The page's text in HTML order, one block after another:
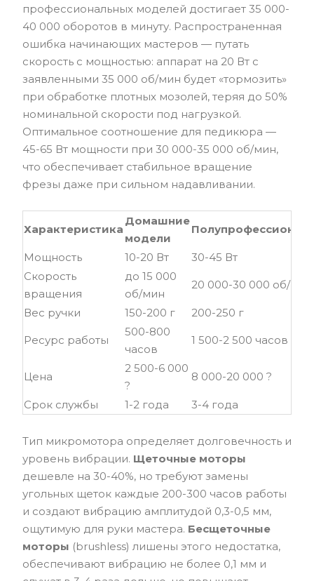
профессиональных моделей достигает 35 000-
40 000 оборотов в минуту. Распространенная
ошибка начинающих мастеров — путать
скорость с мощностью: аппарат на 20 Вт с
заявленными 35 000 об/мин будет «тормозить»
при обработке плотных мозолей, теряя до 50%
номинальной скорости под нагрузкой.
Оптимальное соотношение для педикюра —
45-65 Вт мощности при 30 000-35 000 об/мин,
что обеспечивает стабильное вращение
фрезы даже при сильном надавливании.
Характеристика
Домашние
модели
Мощность 10-20 Вт
30-45 Вт
Скорость
вращения
до 15 000
об/мин
20 000-30 000 об/мин
Вес ручки 150-200 г 200-250 г
Ресурс работы
500-800
часов
1 500-2 500 часов
Цена
2 500-6 000
?
8 000-20 000 ?
Срок службы 1-2 года 3-4 года
Тип микромотора определяет долговечность и
уровень вибрации. Щеточные моторы
дешевле на 30-40%, но требуют замены
угольных щеток каждые 200-300 часов работы
и создают вибрацию амплитудой 0,3-0,5 мм,
ощутимую для руки мастера. Бесщеточные
моторы (brushless) лишены этого недостатка,
обеспечивают вибрацию не более 0,1 мм и